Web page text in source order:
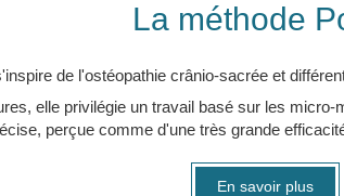
La méthode
de l'ostéopathie crânio-sacrée et
elle privilégie un travail basé sur les
perçue comme d'une très grande
En savoir plus